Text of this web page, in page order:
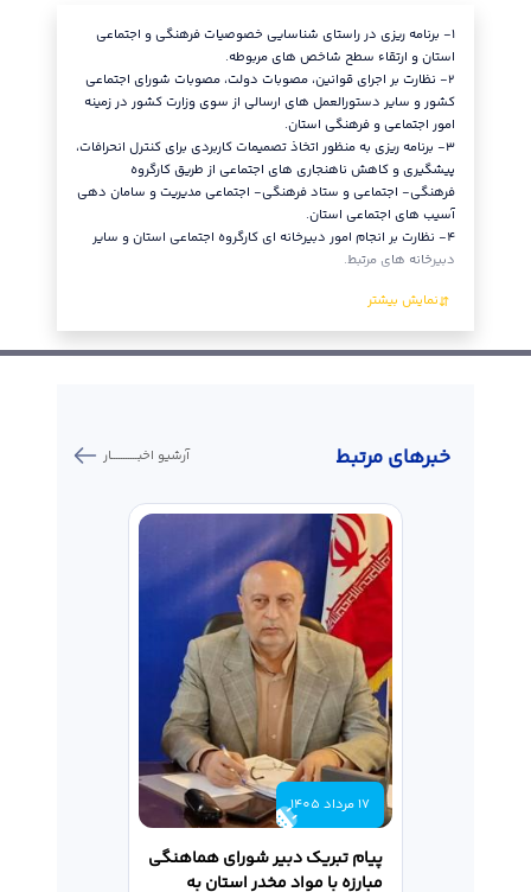
١- برنامه ریزی در راستای شناسایی خصوصیات فرهنگی و اجتماعی
استان و ارتقاء سطح شاخص های مربوطه.
٢- نظارت بر اجرای قوانین، مصوبات دولت، مصوبات شورای اجتماعی
کشور و سایر دستورالعمل های ارسالی از سوی وزارت کشور در زمینه
امور اجتماعی و فرهنگی استان.
٣- برنامه ریزی به منظور اتخاذ تصمیمات کاربردی برای کنترل انحرافات،
پیشگیری و کاهش ناهنجاری های اجتماعی از طریق کارگروه
فرهنگی- اجتماعی و ستاد فرهنگی- اجتماعی مدیریت و سامان دهی
آسیب های اجتماعی استان.
٤- نظارت بر انجام امور دبیرخانه ای کارگروه اجتماعی استان و سایر
دبیرخانه های مرتبط.
خبر‌های مرتبط آرشیو اخبـــــــــــار
17 مرداد 1405
پیام تبریک دبیر شورای هماهنگی
مبارزه با مواد مخدر استان به